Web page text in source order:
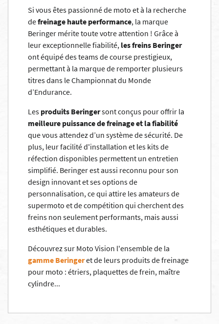
Si vous êtes passionné de moto et à la recherche
defreinage haute performance, la marque
Beringer mérite toute votre attention ! Grâce à
leur exceptionnelle fiabilité, les freins Beringer
ont équipé des teams de course prestigieux,
permettant à la marque de remporter plusieurs
titres dans le Championnat du Monde
d’Endurance.
Les produits Beringersont conçus pour offrir la
meilleure puissance de freinage et la fiabilité
que vous attendez d’un système de sécurité. De
plus, leur facilité d'installation et les kits de
réfection disponibles permettent un entretien
simplifié. Beringer est aussi reconnu pour son
design innovant et ses options de
personnalisation, ce qui attire les amateurs de
supermoto et de compétition qui cherchent des
freins non seulement performants, mais aussi
esthétiques et durables.
Découvrez sur Moto Vision l'ensemble de la
gamme Beringeret de leurs produits de freinage
pour moto : étriers, plaquettes de frein, maître
cylindre...